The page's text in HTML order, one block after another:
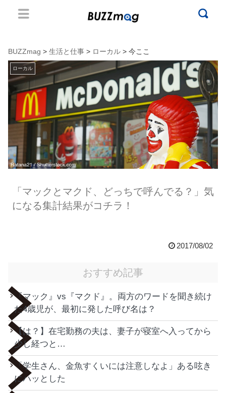
BUZZmag > 生活と仕事 > ローカル > 今ここ
ローカル
「マックとマクド、どっちで呼んでる？」気
になる集計結果がコチラ！
2017/08/02
おすすめ記事
『マック』vs『マクド』。両方のワードを聞き続け
た4歳児が、最初に発した呼び名は？
【は？】在宅勤務の夫は、妻子が寝室へ入ってから
少し経つと…
「学生さん、金魚すくいには注意しなよ」ある呟き
にハッとした